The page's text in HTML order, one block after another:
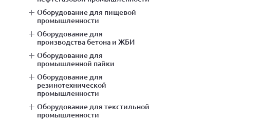
оборудование для пищевой
промышленности
оборудование для
производства бетона и ЖБИ
оборудование для
промышленной пайки
оборудование для
резинотехнической
промышленности
оборудование для текстильной
промышленности